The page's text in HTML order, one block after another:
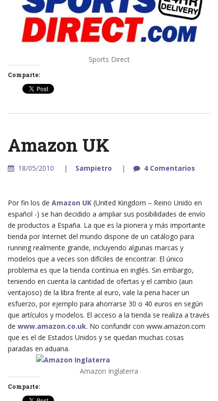
Sports Direct
Comparte:
Amazon UK
18/05/2010 Sampietro 4 Comentarios
Por fin los de Amazon UK(United Kingdom – Reino Unido en
español -) se han decidido a ampliar sus posibilidades de envío
de productos a España. La que es la pionera y más importante
tienda por Internet del mundo dispone de un catálogo para
running realmente grande, incluyendo algunas marcas y
modelos que a veces son difíciles de encontrar. El único
problema es que la tienda contínua en inglés. Sin embargo,
teniendo en cuenta la cantidad de ofertas y el cambio (aun
ventajoso) de la libra frente al euro, vale la pena hacer un
esfuerzo, por ejemplo para ahorrarse 30 o 40 euros en según
que artículos y modelos. El acceso a la tienda se realiza a través
de www.amazon.co.uk. No confundir con www.amazon.com
que es el de Estados Unidos y se quedan muchas cosas
paradas en aduana.
Amazon Inglaterra
Comparte: